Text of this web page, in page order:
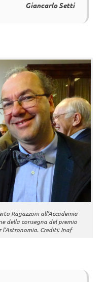
Giancarlo Setti
Ragazzoni all’Accademia
della consegna del premio
Crediti: Inaf